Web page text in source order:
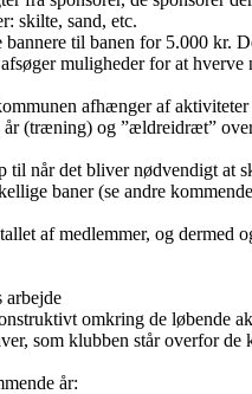
skilte, sand, etc.
bannere til banen for 5.000 kr.
muligheder for at hverve
afhænger af
år (træning) og ”ældreidræt”
til når det bliver nødvendigt at
baner (se andre
af medlemmer, og dermed
arbejde
omkring de løbende
som klubben står overfor de
år: